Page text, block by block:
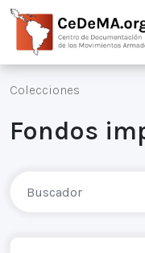
Colecciones
Fondos